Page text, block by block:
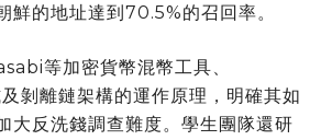
鮮的地址達到70.5%的召回率。
等加密貨幣混幣工具、
剝離鏈架構的運作原理，明確其如
大反洗錢調查難度。學生團隊還研